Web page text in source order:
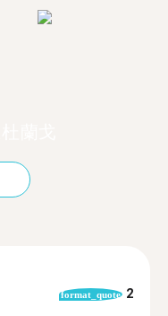
format_quote 2